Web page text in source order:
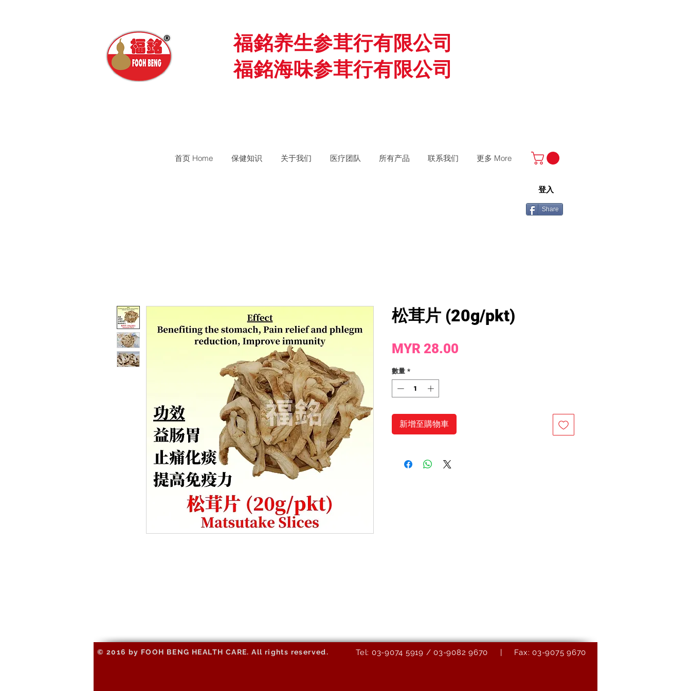
福銘养生参茸行有限公司
福銘海味参茸行有限公司
首页 Home 保健知识 关于我们 医疗团队 所有产品 联系我们 更多 More
登入
Share
松茸片 (20g/pkt)
MYR 28.00
數量 *
新增至購物車
© 2016 by FOOH BENG HEALTH CARE. All rights reserved. Tel: 03-9074 5919 / 03-9082 9670 | Fax: 03-9075 9670